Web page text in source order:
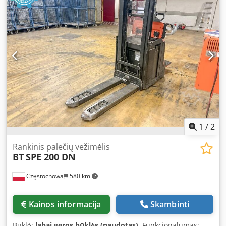
Ritininiai ir ratai: Vulkollan (PU) Signalizatorius (belaidis):
įskaičiuotas Kaina Grynasis kainos: 85 990 EUR už vienetą
(be transporto, montavimo ir paleidimo) Šis siaurojo
koridoriaus krautuvas yra iš oficialios „Toyota Material
Handling Polska“ platintojų tinklo. Jei esate suinteresuotas
arba turite klausimų, prašome susisiekti su mumis.
1 /2
Częstochowa 580 km
Rankinis palečių vežimėlis
BTSPE 200 DN
Kainos informacija Skambinti